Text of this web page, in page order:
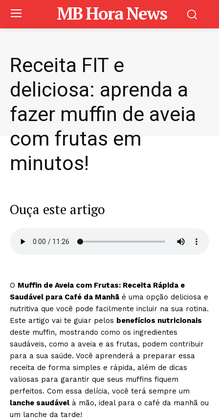
MB Hora News
Receita FIT e
deliciosa: aprenda a
fazer muffin de aveia
com frutas em
minutos!
Ouça este artigo
O Muffin de Aveia com Frutas: Receita Rápida e
Saudável para Café da Manhã é uma opção deliciosa e
nutritiva que você pode facilmente incluir na sua rotina.
Este artigo vai te guiar pelos benefícios nutricionais
deste muffin, mostrando como os ingredientes
saudáveis, como a aveia e as frutas, podem contribuir
para a sua saúde. Você aprenderá a preparar essa
receita de forma simples e rápida, além de dicas
valiosas para garantir que seus muffins fiquem
perfeitos. Com essa delícia, você terá sempre um
lanche saudável à mão, ideal para o café da manhã ou
um lanche da tarde!